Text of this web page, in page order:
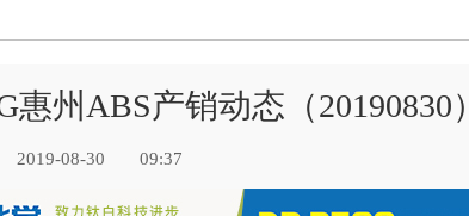
惠州ABS产销动态（20190830）
2019-08-30 09:37